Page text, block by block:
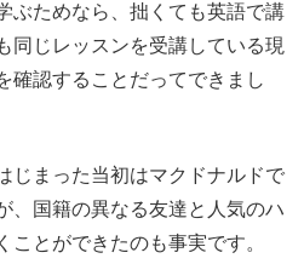
ぶためなら、拙くても英語で講
同じレッスンを受講している現
確認することだってできまし
じまった当初はマクドナルドで
、国籍の異なる友達と人気のハ
ことができたのも事実です。